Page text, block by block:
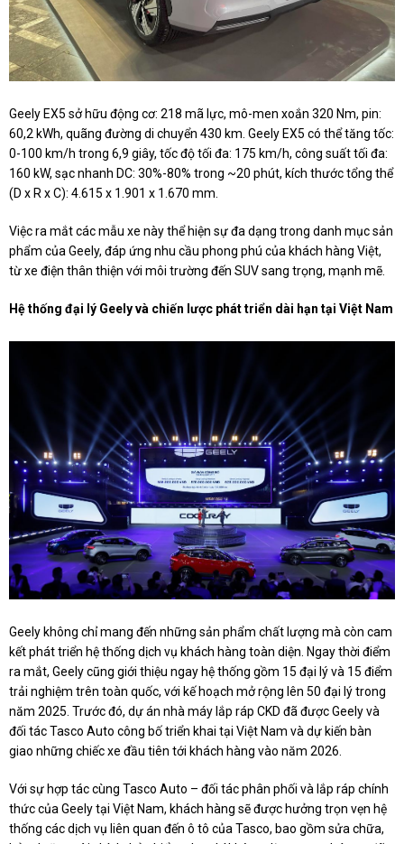
Geely EX5 sở hữu động cơ: 218 mã lực, mô-men xoắn 320 Nm, pin:
60,2 kWh, quãng đường di chuyển 430 km. Geely EX5 có thể tăng tốc:
0-100 km/h trong 6,9 giây, tốc độ tối đa: 175 km/h, công suất tối đa:
160 kW, sạc nhanh DC: 30%-80% trong ~20 phút, kích thước tổng thể
(D x R x C): 4.615 x 1.901 x 1.670 mm.
Việc ra mắt các mẫu xe này thể hiện sự đa dạng trong danh mục sản
phẩm của Geely, đáp ứng nhu cầu phong phú của khách hàng Việt,
từ xe điện thân thiện với môi trường đến SUV sang trọng, mạnh mẽ.
Hệ thống đại lý Geely và chiến lược phát triển dài hạn tại Việt Nam
Geely không chỉ mang đến những sản phẩm chất lượng mà còn cam
kết phát triển hệ thống dịch vụ khách hàng toàn diện. Ngay thời điểm
ra mắt, Geely cũng giới thiệu ngay hệ thống gồm 15 đại lý và 15 điểm
trải nghiệm trên toàn quốc, với kế hoạch mở rộng lên 50 đại lý trong
năm 2025. Trước đó, dự án nhà máy lắp ráp CKD đã được Geely và
đối tác Tasco Auto công bố triển khai tại Việt Nam và dự kiến bàn
giao những chiếc xe đầu tiên tới khách hàng vào năm 2026.
Với sự hợp tác cùng Tasco Auto – đối tác phân phối và lắp ráp chính
thức của Geely tại Việt Nam, khách hàng sẽ được hưởng trọn vẹn hệ
thống các dịch vụ liên quan đến ô tô của Tasco, bao gồm sửa chữa,